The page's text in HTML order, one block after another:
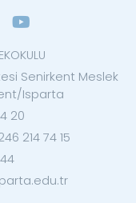
Senirkent Meslek
Isparta
20
214 74 15